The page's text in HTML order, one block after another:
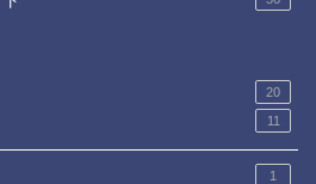
20
11
1